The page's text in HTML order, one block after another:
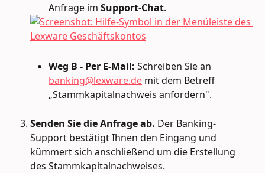
Anfrage im Support-Chat.
Weg B - Per E-Mail: Schreiben Sie an
banking@lexware.de mit dem Betreff
„Stammkapitalnachweis anfordern".
Senden Sie die Anfrage ab. Der Banking-
Support bestätigt Ihnen den Eingang und
kümmert sich anschließend um die Erstellung
des Stammkapitalnachweises.